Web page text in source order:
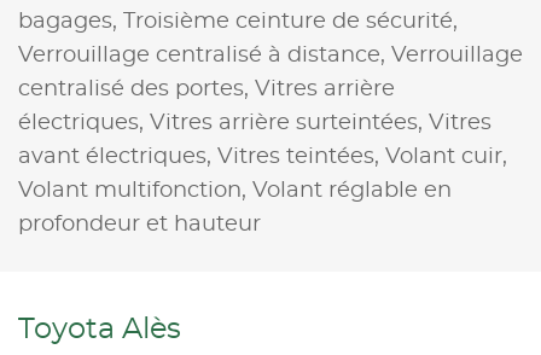
bagages,
Troisième ceinture de sécurité,
Verrouillage centralisé à distance, Verrouillage
centralisé des portes, Vitres arrière
électriques, Vitres arrière surteintées, Vitres
avant électriques, Vitres teintées, Volant cuir,
Volant multifonction, Volant réglable en
profondeur et hauteur
Toyota Alès